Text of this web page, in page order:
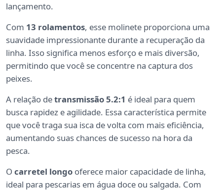
lançamento.
Com 13 rolamentos, esse molinete proporciona uma
suavidade impressionante durante a recuperação da
linha. Isso significa menos esforço e mais diversão,
permitindo que você se concentre na captura dos
peixes.
A relação detransmissão 5.2:1 é ideal para quem
busca rapidez e agilidade. Essa característica permite
que você traga sua isca de volta com mais eficiência,
aumentando suas chances de sucesso na hora da
pesca.
O carretel longo oferece maior capacidade de linha,
ideal para pescarias em água doce ou salgada. Com